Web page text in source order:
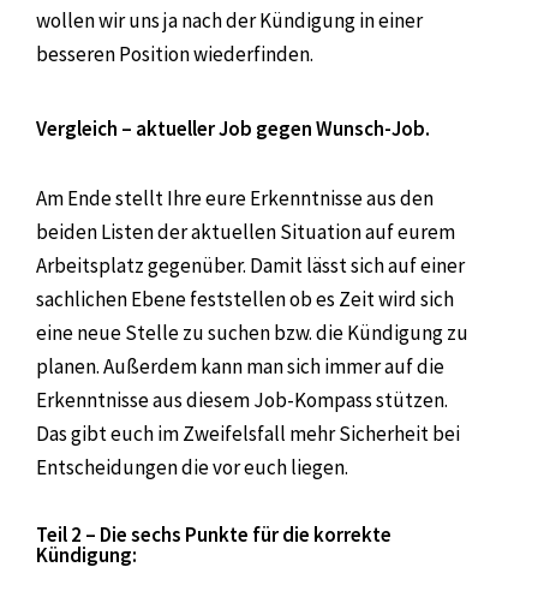
wollen wir uns ja nach der Kündigung in einer
besseren Position wiederfinden.
Vergleich – aktueller Job gegen Wunsch-Job.
Am Ende stellt Ihre eure Erkenntnisse aus den
beiden Listen der aktuellen Situation auf eurem
Arbeitsplatz gegenüber. Damit lässt sich auf einer
sachlichen Ebene feststellen ob es Zeit wird sich
eine neue Stelle zu suchen bzw. die Kündigung zu
planen. Außerdem kann man sich immer auf die
Erkenntnisse aus diesem Job-Kompass stützen.
Das gibt euch im Zweifelsfall mehr Sicherheit bei
Entscheidungen die vor euch liegen.
Teil 2 – Die sechs Punkte für die korrekte
Kündigung: